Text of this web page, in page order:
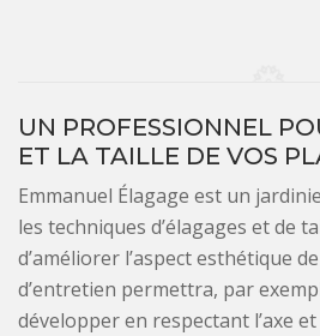
UN PROFESSIONNEL
ET LA TAILLE DE VOS
Emmanuel Élagage est un
les techniques d’élagages et de
d’améliorer l’aspect esthétique
d’entretien permettra, par
développer en respectant l’axe